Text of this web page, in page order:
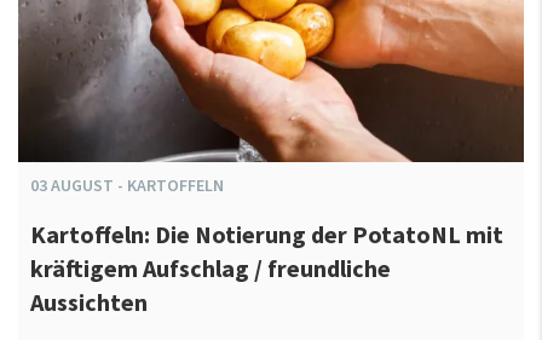
03AUGUST - KARTOFFELN
Kartoffeln: Die Notierung der PotatoNL mit
kräftigem Aufschlag / freundliche
Aussichten